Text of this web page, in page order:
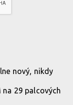
nový, nikdy
29 palcových